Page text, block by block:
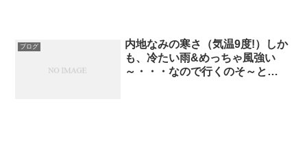
ブログ
内地なみの寒さ（気温9度!）しか
も、冷たい雨&めっちゃ風強い
～・・・なので行くのそ～と…